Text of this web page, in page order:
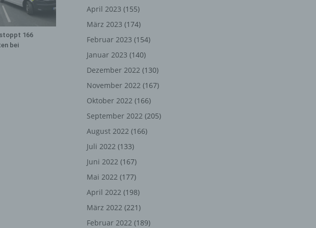
166
bei
April 2023 (155)
März 2023 (174)
Februar 2023 (154)
Januar 2023 (140)
Dezember 2022 (130)
November 2022 (167)
Oktober 2022 (166)
September 2022 (205)
August 2022 (166)
Juli 2022 (133)
Juni 2022 (167)
Mai 2022 (177)
April 2022 (198)
März 2022 (221)
Februar 2022 (189)
bezüglich Arbeitsleistung,
Interessen,
dieser natürlichen
Daten in einer
Informationen gesondert
zugewiesen werden.
ist die natürliche
andere Stelle, die allein oder